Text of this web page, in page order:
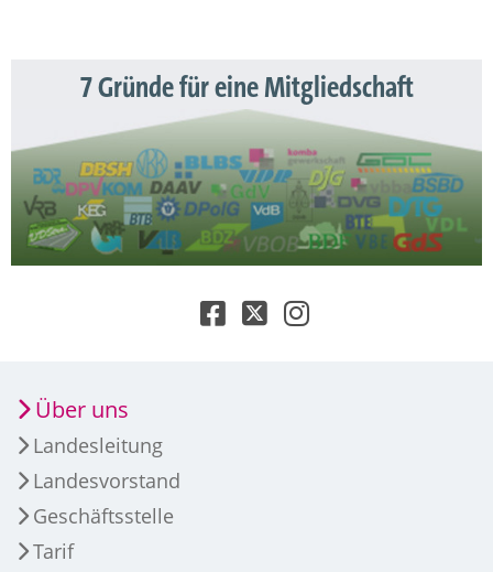
7 Gründe für eine Mitgliedschaft
Über uns
Landesleitung
Landesvorstand
Geschäftsstelle
Tarif